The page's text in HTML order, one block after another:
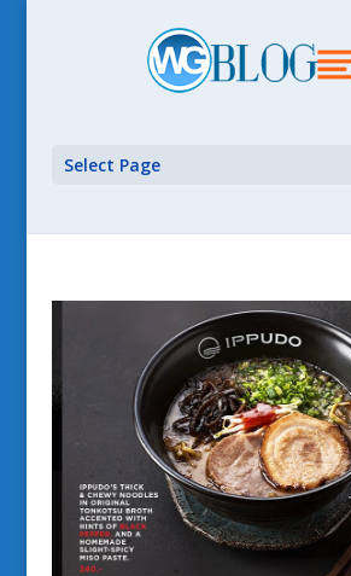
Select Page